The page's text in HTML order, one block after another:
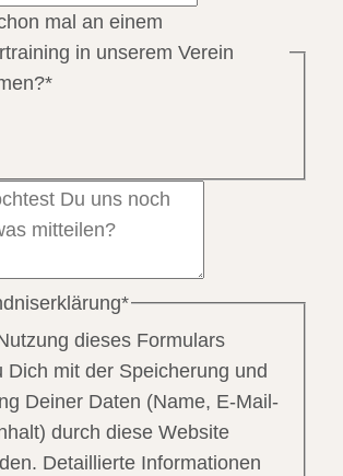
mal an einem
in unserem Verein
*
*
dieses Formulars
Dich mit der Speicherung und
Deiner Daten (Name, E-Mail-
durch diese Website
Detaillierte Informationen